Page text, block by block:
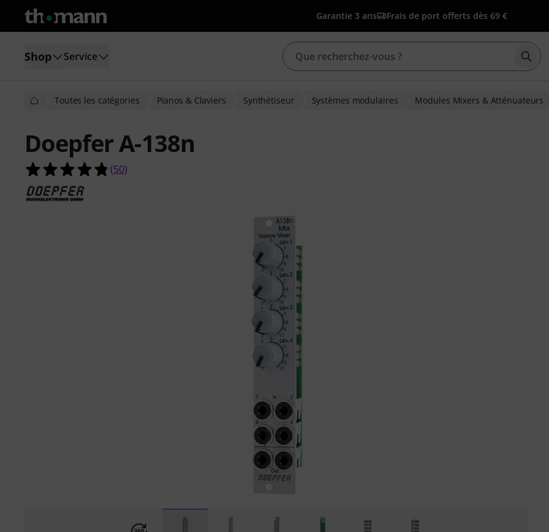
Garantie 3 ans Frais de port offerts dès 69 €
Shop Service
Toutes les catégories Pianos & Claviers Synthétiseur Systèmes modulaires Modules Mixers & Atténuateurs
Doepfer A-138n
4.8 étoiles sur 5 d'après 50 évaluations clients
(50)